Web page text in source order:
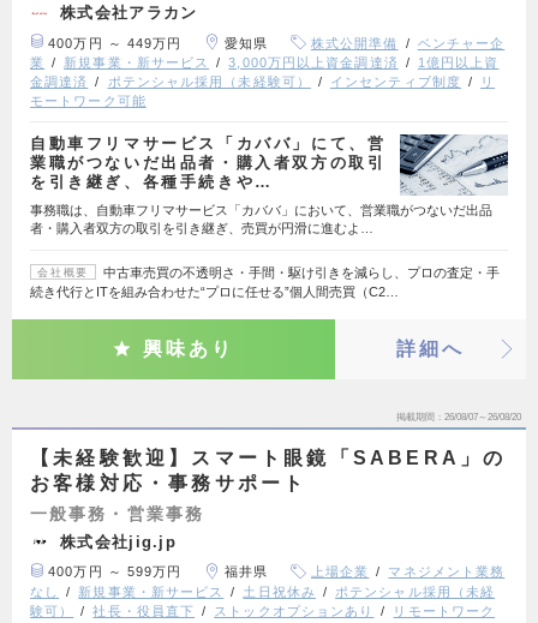
株式会社アラカン
400万円 ～ 449万円 愛知県 株式公開準備
ベンチャー企
業
新規事業・新サービス 3,000万円以上資金調達済
1億円以上資
金調達済
ポテンシャル採用（未経験可） インセンティブ制度
リ
モートワーク可能
自動車フリマサービス「カババ」にて、営
業職がつないだ出品者・購入者双方の取引
を引き継ぎ、各種手続きや…
事務職は、自動車フリマサービス「カババ」において、営業職がつないだ出品
者・購入者双方の取引を引き継ぎ、売買が円滑に進むよ…
会社概要
中古車売買の不透明さ・手間・駆け引きを減らし、プロの査定・手
続き代行とITを組み合わせた“プロに任せる”個人間売買（C2…
興味あり 詳細へ
掲載期間 26/08/07～26/08/20
【未経験歓迎】スマート眼鏡「SABERA」の
お客様対応・事務サポート
一般事務・営業事務
株式会社jig.jp
400万円 ～ 599万円 福井県 上場企業
マネジメント業務
なし
新規事業・新サービス 土日祝休み
ポテンシャル採用（未経
験可）
社長・役員直下 ストックオプションあり
リモートワーク